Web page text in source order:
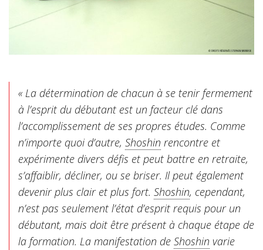
« La détermination de chacun à se tenir fermement
à l’esprit du débutant est un facteur clé dans
l’accomplissement de ses propres études. Comme
n’importe quoi d’autre, Shoshin rencontre et
expérimente divers défis et peut battre en retraite,
s’affaiblir, décliner, ou se briser. Il peut également
devenir plus clair et plus fort. Shoshin, cependant,
n’est pas seulement l’état d’esprit requis pour un
débutant, mais doit être présent à chaque étape de
la formation. La manifestation de Shoshin varie